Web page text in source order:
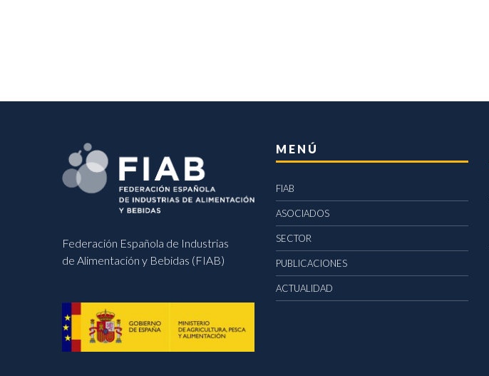
Federación Española de Industrias
de Alimentación y Bebidas (FIAB)
MENÚ
FIAB
ASOCIADOS
SECTOR
PUBLICACIONES
ACTUALIDAD